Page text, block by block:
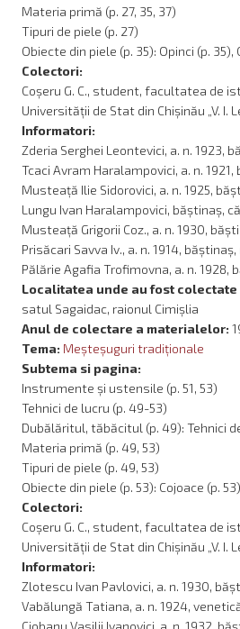
Materia primă (p. 27, 35, 37)
Tipuri de piele (p. 27)
Obiecte din piele (p. 35): Opinci (p. 35),
Colectori:
Coșeru G. C., student, facultatea de
Universității de Stat din Chișinău „V. I.
Informatori:
Zderia Serghei Leontevici, a. n. 1923,
Tcaci Avram Haralampovici, a. n.
Musteață Ilie Sidorovici, a. n. 1925,
Lungu Ivan Haralampovici, băștinaș,
Musteață Grigorii Coz., a. n. 1930,
Prisăcari Savva Iv., a. n. 1914,
Pălărie Agafia Trofimovna, a. n. 1928,
Localitatea unde au fost
satul Sagaidac, raionul Cimișlia
Anul de colectare a materialelor:
Tema: Meşteşuguri tradiţionale
Subtema si pagina:
Instrumente și ustensile (p. 51, 53)
Tehnici de lucru (p. 49-53)
Dubălăritul, tăbăcitul (p. 49): Tehnici
Materia primă (p. 49, 53)
Tipuri de piele (p. 49, 53)
Obiecte din piele (p. 53): Cojoace (p.
Colectori:
Coșeru G. C., student, facultatea de
Universității de Stat din Chișinău „V. I.
Informatori:
Zlotescu Ivan Pavlovici, a. n. 1930,
Vabălungă Tatiana, a. n. 1924,
Ciobanu Vasilii Ivanovici, a. n. 1932,